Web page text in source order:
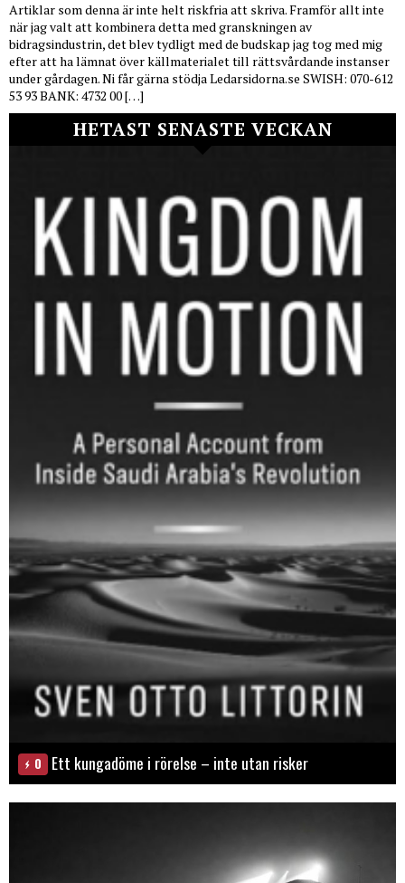
Artiklar som denna är inte helt riskfria att skriva. Framför allt inte
när jag valt att kombinera detta med granskningen av
bidragsindustrin, det blev tydligt med de budskap jag tog med mig
efter att ha lämnat över källmaterialet till rättsvårdande instanser
under gårdagen. Ni får gärna stödja Ledarsidorna.se SWISH: 070-612
53 93 BANK: 4732 00 […]
HETAST SENASTE VECKAN
0 Ett kungadöme i rörelse – inte utan risker